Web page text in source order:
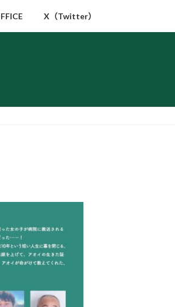
X（Twitter）